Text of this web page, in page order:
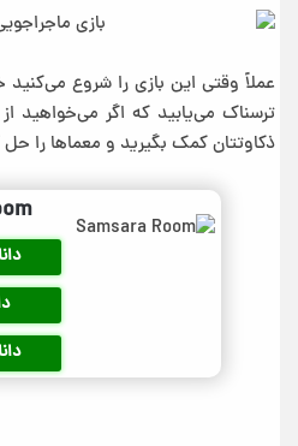
عملاً وقتی این بازی را شروع
ترسناک می‌یابید که اگر می‌خواهید از
ذکاوتتان کمک بگیرید و معماها را حل